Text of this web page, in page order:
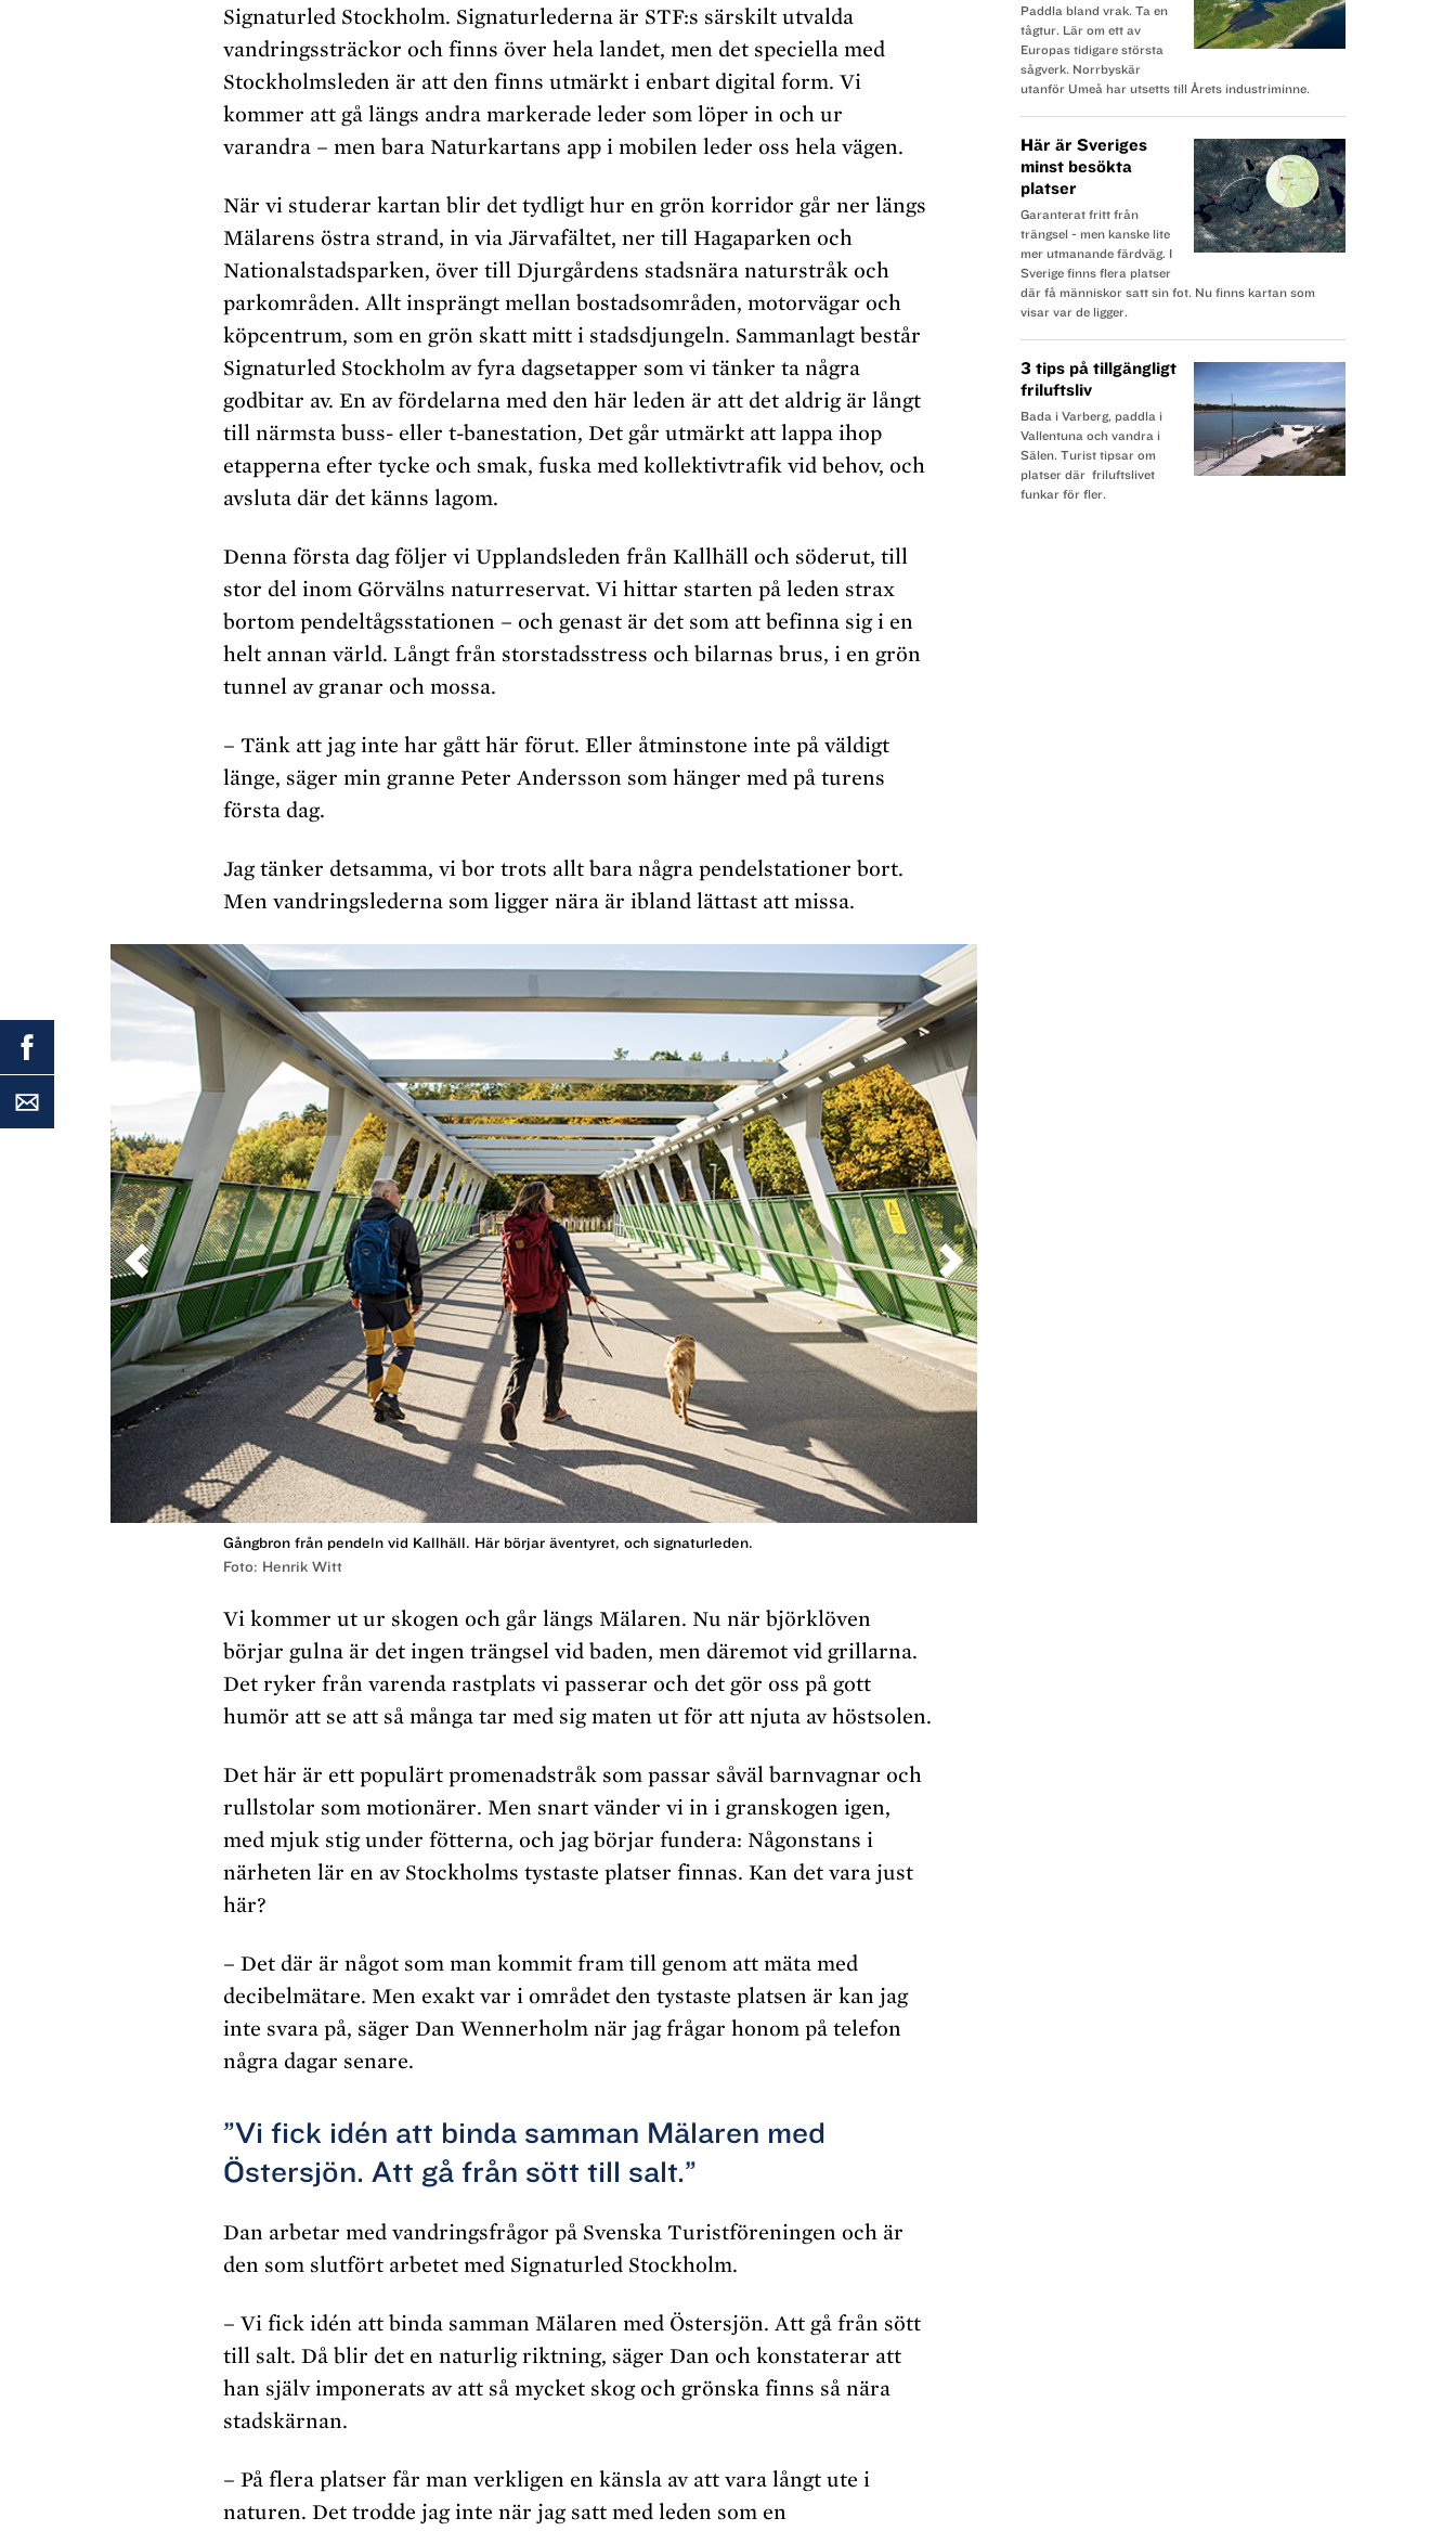
Signaturled Stockholm. Signaturlederna är STF:s särskilt utvalda
vandringssträckor och finns över hela landet, men det speciella med
Stockholmsleden är att den finns utmärkt i enbart digital form. Vi
kommer att gå längs andra markerade leder som löper in och ur
varandra – men bara Naturkartans app i mobilen leder oss hela vägen.
När vi studerar kartan blir det tydligt hur en grön korridor går ner längs
Mälarens östra strand, in via Järvafältet, ner till Hagaparken och
Nationalstadsparken, över till Djurgårdens stadsnära naturstråk och
parkområden. Allt insprängt mellan bostadsområden, motorvägar och
köpcentrum, som en grön skatt mitt i stadsdjungeln. Sammanlagt består
Signaturled Stockholm av fyra dagsetapper som vi tänker ta några
godbitar av. En av fördelarna med den här leden är att det aldrig är långt
till närmsta buss- eller t-banestation, Det går utmärkt att lappa ihop
etapperna efter tycke och smak, fuska med kollektivtrafik vid behov, och
avsluta där det känns lagom.
Denna första dag följer vi Upplandsleden från Kallhäll och söderut, till
stor del inom Görvälns naturreservat. Vi hittar starten på leden strax
bortom pendeltågsstationen – och genast är det som att befinna sig i en
helt annan värld. Långt från storstadsstress och bilarnas brus, i en grön
tunnel av granar och mossa.
– Tänk att jag inte har gått här förut. Eller åtminstone inte på väldigt
länge, säger min granne Peter Andersson som hänger med på turens
första dag.
Jag tänker detsamma, vi bor trots allt bara några pendelstationer bort.
Men vandringslederna som ligger nära är ibland lättast att missa.
Gångbron från pendeln vid Kallhäll. Här börjar äventyret, och signaturleden.
Foto: Henrik Witt
Föregående Nästa
Vi kommer ut ur skogen och går längs Mälaren. Nu när björklöven
börjar gulna är det ingen trängsel vid baden, men däremot vid grillarna.
Det ryker från varenda rastplats vi passerar och det gör oss på gott
humör att se att så många tar med sig maten ut för att njuta av höstsolen.
Det här är ett populärt promenadstråk som passar såväl barnvagnar och
rullstolar som motionärer. Men snart vänder vi in i granskogen igen,
med mjuk stig under fötterna, och jag börjar fundera: Någonstans i
närheten lär en av Stockholms tystaste platser finnas. Kan det vara just
här?
– Det där är något som man kommit fram till genom att mäta med
decibelmätare. Men exakt var i området den tystaste platsen är kan jag
inte svara på, säger Dan Wennerholm när jag frågar honom på telefon
några dagar senare.
”Vi fick idén att binda samman Mälaren med
Östersjön. Att gå från sött till salt.”
Dan arbetar med vandringsfrågor på Svenska Turistföreningen och är
den som slutfört arbetet med Signaturled Stockholm.
– Vi fick idén att binda samman Mälaren med Östersjön. Att gå från sött
till salt. Då blir det en naturlig riktning, säger Dan och konstaterar att
han själv imponerats av att så mycket skog och grönska finns så nära
stadskärnan.
– På flera platser får man verkligen en känsla av att vara långt ute i
naturen. Det trodde jag inte när jag satt med leden som en
Paddla bland vrak. Ta en
tågtur. Lär om ett av
Europas tidigare största
sågverk. Norrbyskär
utanför Umeå har utsetts till Årets industriminne.
Här är Sveriges
minst besökta
platser
Garanterat fritt från
trängsel - men kanske lite
mer utmanande färdväg. I
Sverige finns flera platser
där få människor satt sin fot. Nu finns kartan som
visar var de ligger.
3 tips på tillgängligt
friluftsliv
Bada i Varberg, paddla i
Vallentuna och vandra i
Sälen. Turist tipsar om
platser där friluftslivet
funkar för fler.